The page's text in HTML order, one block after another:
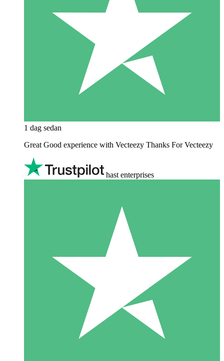
1 dag sedan
Great Good experience with Vecteezy Thanks For Vecteezy
hast enterprises